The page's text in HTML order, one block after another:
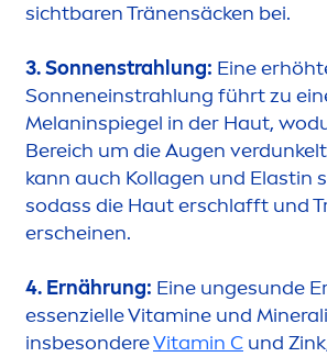
sichtbaren Tränensäcken bei.
3. Sonnenstrahlung: Eine
Sonneneinstrahlung führt zu
Melaninspiegel in der Haut,
Bereich um die Augen
kann auch Kollagen und Elastin
sodass die Haut erschlafft und
erscheinen.
4. Ernährung: Eine ungesunde
essenzielleVitamine und
insbesondereVitamin C und